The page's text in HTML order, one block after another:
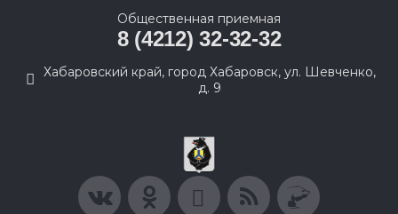
Общественная приемная
8 (4212) 32-32-32
Хабаровский край, город Хабаровск, ул. Шевченко,
д. 9